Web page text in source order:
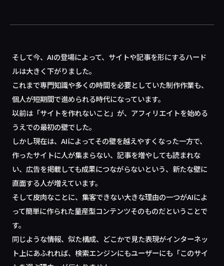
そして今、AIの登場によって、サイトや記事を形にするハード
ルは大きく下がりました。
これまで専門知識や多くの時間を必要としていた制作作業も、
個人が短期間で進められる時代になっています。
以前は「サイトを作れないこと」が、アフィリエイトを始める
うえでの最初の壁でした。
しかし現在は、AIによってその壁を越えやすくなった一方で、
作ったサイトに人が集まらない、記事を増やしても読まれな
い、広告を掲載しても成果につながらないという、新たな壁に
直面する人が増えています。
そして皮肉なことに、集客できない大きな理由の一つがAIによ
って簡単に作られた量産型コンテンツそのものだということで
す。
同じような情報、似た構成、どこかで見た表現がインターネッ
ト上にあふれれば、検索エンジンにもユーザーにも「このサイ